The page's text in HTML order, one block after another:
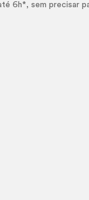
6h*, sem precisar